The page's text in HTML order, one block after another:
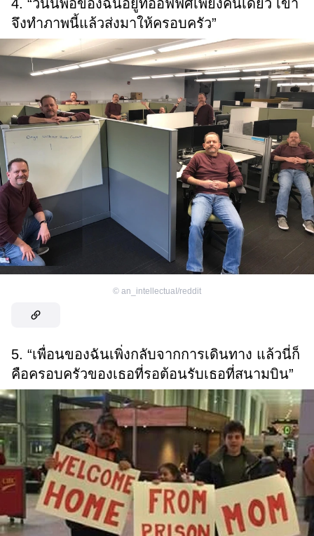
4. “วันนี้พ่อของฉันอยู่ที่ออฟฟิศเพียงคนเดียว เขา
จึงทำภาพนี้แล้วส่งมาให้ครอบครัว”
© an_intellectuaI/reddit
5. “เพื่อนของฉันเพิ่งกลับจากการเดินทาง แล้วนี่ก็
คือครอบครัวของเธอที่รอต้อนรับเธอที่สนามบิน”